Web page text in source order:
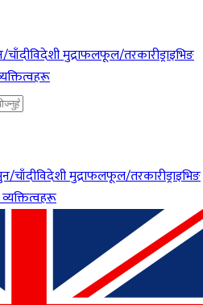
विदेशी मुद्राफलफूल/तरकारीड्राइभिङ
चाँदीविदेशी मुद्राफलफूल/तरकारीड्राइभिङ